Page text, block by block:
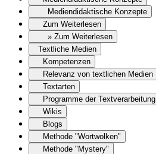
Mediendidaktische Konzepte
Zum Weiterlesen
» Zum Weiterlesen
Textliche Medien
Kompetenzen
Relevanz von textlichen Medien
Textarten
Programme der Textverarbeitung
Wikis
Blogs
Methode "Wortwolken"
Methode "Mystery"